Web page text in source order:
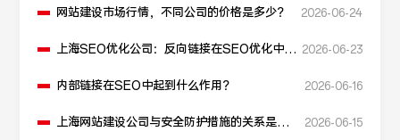
网站建设市场行情，不同公司的价格是多少？ 2026-06-24
上海SEO优化公司：反向链接在SEO优化中起 2026-06-23
内部链接在SEO中起到什么作用？ 2026-06-16
上海网站建设公司与安全防护措施的关系是什
2026-06-15